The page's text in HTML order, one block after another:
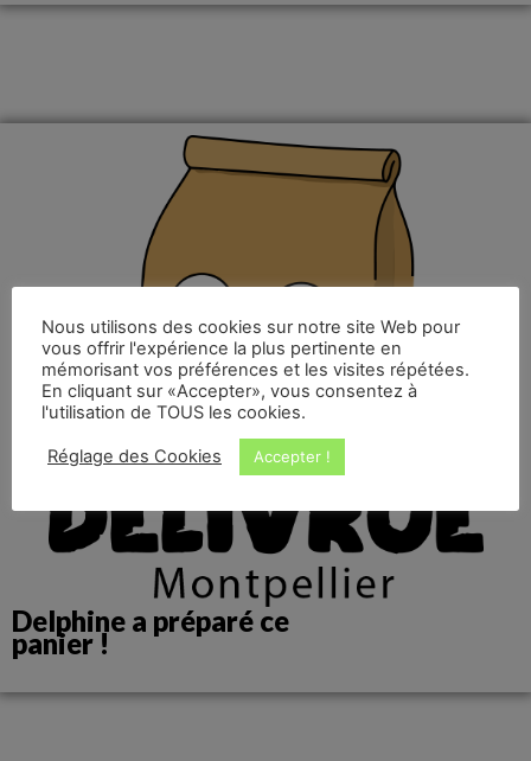
Delphine a préparé ce
panier !
Nous utilisons des cookies sur notre site Web pour
vous offrir l'expérience la plus pertinente en
mémorisant vos préférences et les visites répétées.
En cliquant sur «Accepter», vous consentez à
l'utilisation de TOUS les cookies.
Réglage des Cookies Accepter !